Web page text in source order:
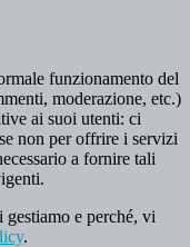
funzionamento del
moderazione, etc.)
ai suoi utenti: ci
non per offrire i servizi
a fornire tali
e perché, vi
.